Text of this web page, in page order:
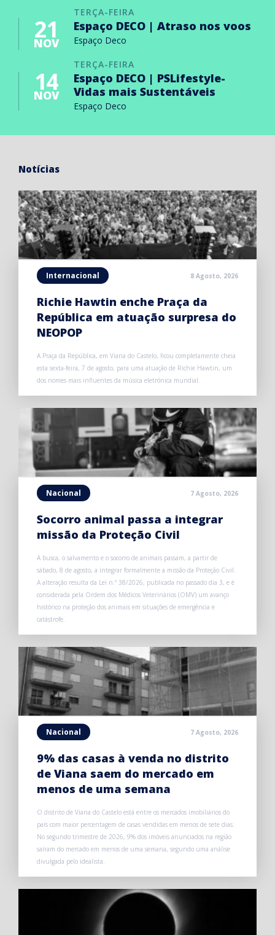
TERÇA-FEIRA
21
NOV
Espaço DECO | Atraso nos voos
Espaço Deco
TERÇA-FEIRA
14
NOV
Espaço DECO | PSLifestyle-
Vidas mais Sustentáveis
Espaço Deco
Notícias
Internacional 8 Agosto, 2026
Richie Hawtin enche Praça da
República em atuação surpresa do
NEOPOP
A Praça da República, em Viana do Castelo, ficou completamente cheia
esta sexta-feira, 7 de agosto, para uma atuação de Richie Hawtin, um
dos nomes mais influentes da música eletrónica mundial.
Nacional 7 Agosto, 2026
Socorro animal passa a integrar
missão da Proteção Civil
A busca, o salvamento e o socorro de animais passam, a partir de
sábado, 8 de agosto, a integrar formalmente a missão da Proteção Civil.
A alteração resulta da Lei n.º 38/2026, publicada no passado dia 3, e é
considerada pela Ordem dos Médicos Veterinários (OMV) um avanço
histórico na proteção dos animais em situações de emergência e
catástrofe.
Nacional 7 Agosto, 2026
9% das casas à venda no distrito
de Viana saem do mercado em
menos de uma semana
O distrito de Viana do Castelo está entre os mercados imobiliários do
país com maior percentagem de casas vendidas em menos de sete dias.
No segundo trimestre de 2026, 9% dos imóveis anunciados na região
saíram do mercado em menos de uma semana, segundo uma análise
divulgada pelo idealista.